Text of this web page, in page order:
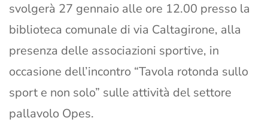
svolgerà 27 gennaio alle ore 12.00 presso la
biblioteca comunale di via Caltagirone, alla
presenza delle associazioni sportive, in
occasione dell’incontro “Tavola rotonda sullo
sport e non solo” sulle attività del settore
pallavolo Opes.